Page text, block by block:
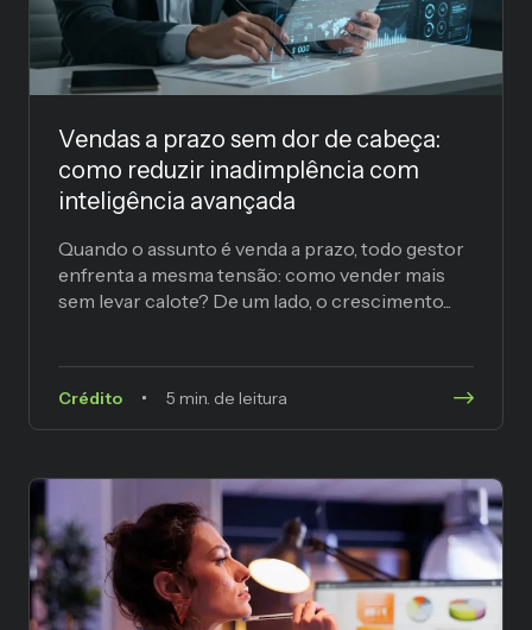
Vendas a prazo sem dor de cabeça:
como reduzir inadimplência com
inteligência avançada
Quando o assunto é venda a prazo, todo gestor
enfrenta a mesma tensão: como vender mais
sem levar calote? De um lado, o crescimento...
Crédito 5 min. de leitura